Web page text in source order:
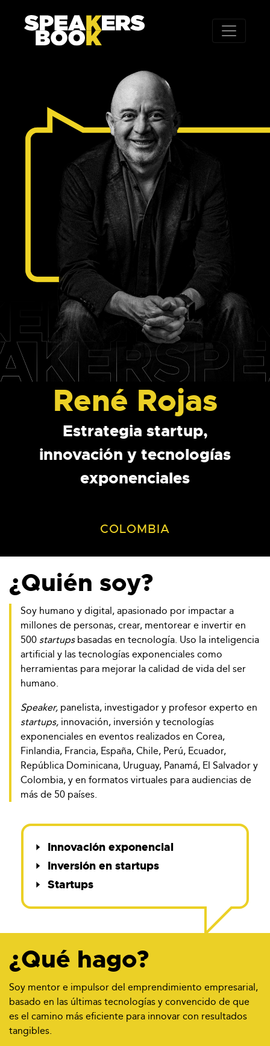
René Rojas
Estrategia startup,
innovación y tecnologías
exponenciales
COLOMBIA
¿Quién soy?
Soy humano y digital, apasionado por impactar a
millones de personas, crear, mentorear e invertir en
500startupsbasadas en tecnología. Uso la inteligencia
artificial y las tecnologías exponenciales como
herramientas para mejorar la calidad de vida del ser
humano.
Speaker, panelista, investigador y profesor experto en
startups, innovación, inversión y tecnologías
exponenciales en eventos realizados en Corea,
Finlandia, Francia, España, Chile, Perú, Ecuador,
República Dominicana, Uruguay, Panamá, El Salvador y
Colombia, y en formatos virtuales para audiencias de
más de 50 países.
Innovación exponencial
Inversión en startups
Startups
¿Qué hago?
Soy mentor e impulsor del emprendimiento empresarial,
basado en las últimas tecnologías y convencido de que
es el camino más eficiente para innovar con resultados
tangibles.